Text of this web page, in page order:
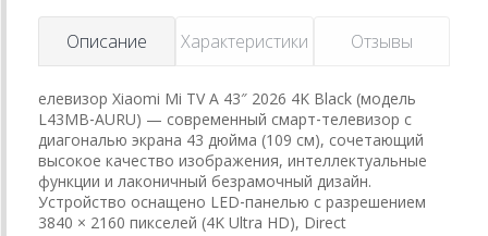
Описание Характеристики Отзывы
елевизор Xiaomi Mi TV A 43″ 2026 4K Black (модель
L43MB‑AURU) — современный смарт‑телевизор с
диагональю экрана 43 дюйма (109 см), сочетающий
высокое качество изображения, интеллектуальные
функции и лаконичный безрамочный дизайн.
Устройство оснащено LED‑панелью с разрешением
3840 × 2160 пикселей (4K Ultra HD), Direct